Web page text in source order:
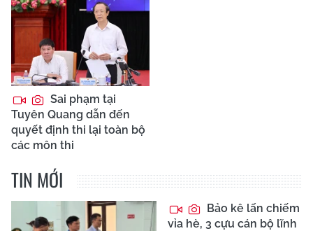
Sai phạm tại
Tuyên Quang dẫn đến
quyết định thi lại toàn bộ
các môn thi
TIN MỚI
Bảo kê lấn chiếm
vỉa hè, 3 cựu cán bộ lĩnh